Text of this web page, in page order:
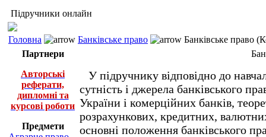
Підручники онлайн
Головна Банківське право
Банківське право
Партнери
Авторські
реферати,
дипломні та
курсові роботи
Предмети
У підручнику відповідно до
сутність і джерела банківського
України і комерційних банків,
розрахункових, кредитних,
основні положення банківського